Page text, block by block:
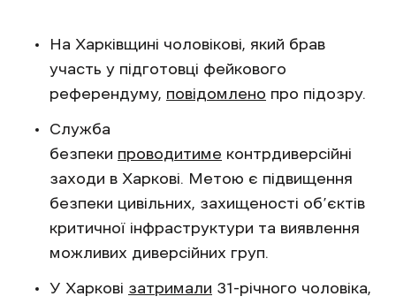
На Харківщині чоловікові, який брав
участь у підготовці фейкового
референдуму, повідомлено про підозру.
Служба
безпеки проводитиме контрдиверсійні
заходи в Харкові. Метою є підвищення
безпеки цивільних, захищеності об’єктів
критичної інфраструктури та виявлення
можливих диверсійних груп.
У Харкові затримали 31-річного чоловіка,